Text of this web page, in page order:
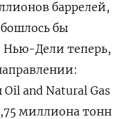
баррелей,
‌бы
Дели теперь,
and Natural Gas
миллиона тонн